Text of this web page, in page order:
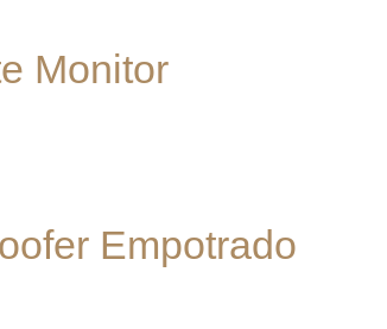
Monitor
Empotrado